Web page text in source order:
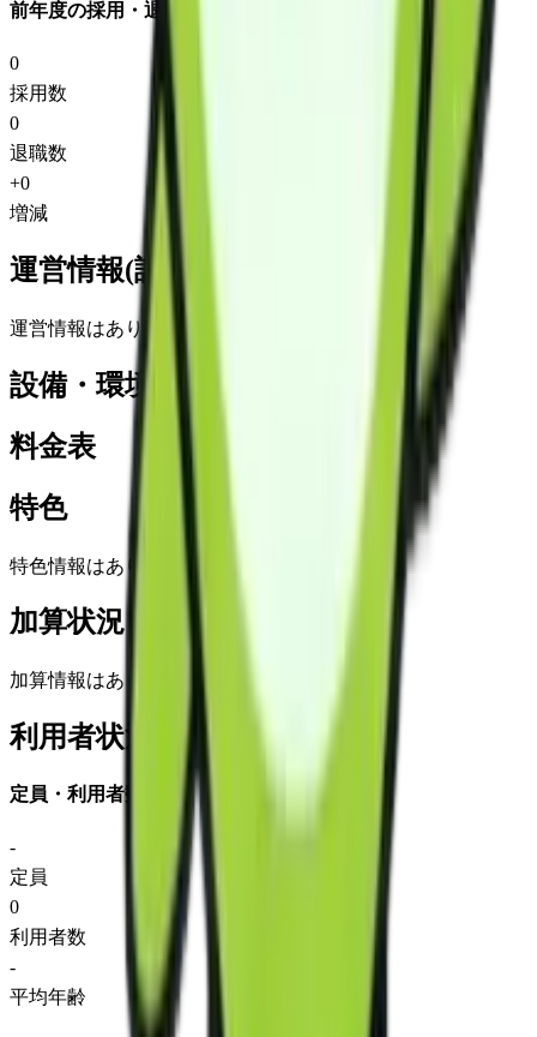
前年度の採用・退職
0
採用数
0
退職数
+0
増減
運営情報(詳細)
運営情報はありません
設備・環境
料金表
特色
特色情報はありません
加算状況
加算情報はありません
利用者状況
定員・利用者数
-
定員
0
利用者数
-
平均年齢